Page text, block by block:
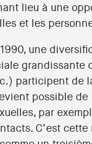
lieu à une
et les
une
grandissante
participent de
possible de
par
C’est